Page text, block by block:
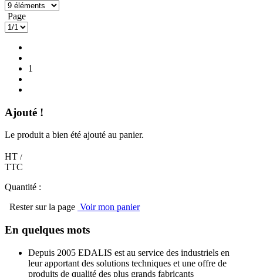
Page
1
Ajouté !
Le produit a bien été ajouté au panier.
HT /
TTC
Quantité :
Rester sur la page Voir mon panier
En quelques mots
Depuis 2005 EDALIS est au service des industriels en
leur apportant des solutions techniques et une offre de
produits de qualité des plus grands fabricants